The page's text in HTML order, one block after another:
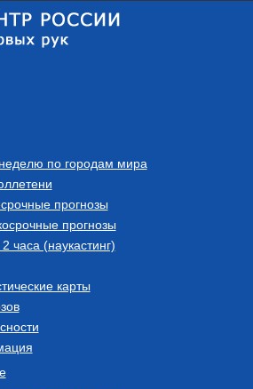
по городам мира
прогнозы
прогнозы
часа (наукастинг)
карты